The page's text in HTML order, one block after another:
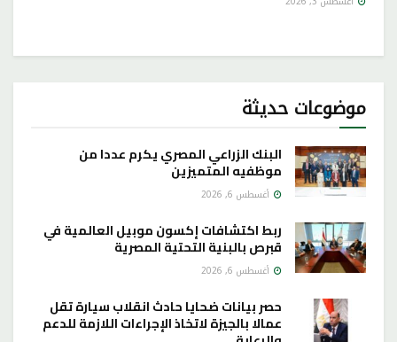
موضوعات حديثة
البنك الزراعي المصري يكرم عددا من
موظفيه المتميزين
أغسطس 6, 2026
ربط اكتشافات إكسون موبيل العالمية في
قبرص بالبنية التحتية المصرية
أغسطس 6, 2026
حصر بيانات ضحايا حادث انقلاب سيارة تقل
عمالا بالجيزة لاتخاذ الإجراءات اللازمة للدعم